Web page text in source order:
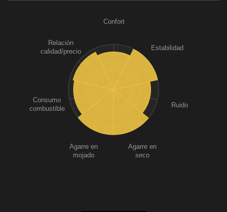
Confort
Estabilidad
Ruido
Agarre en
seco
Agarre en
mojado
Consumo
combustible
Relación
calidad/precio